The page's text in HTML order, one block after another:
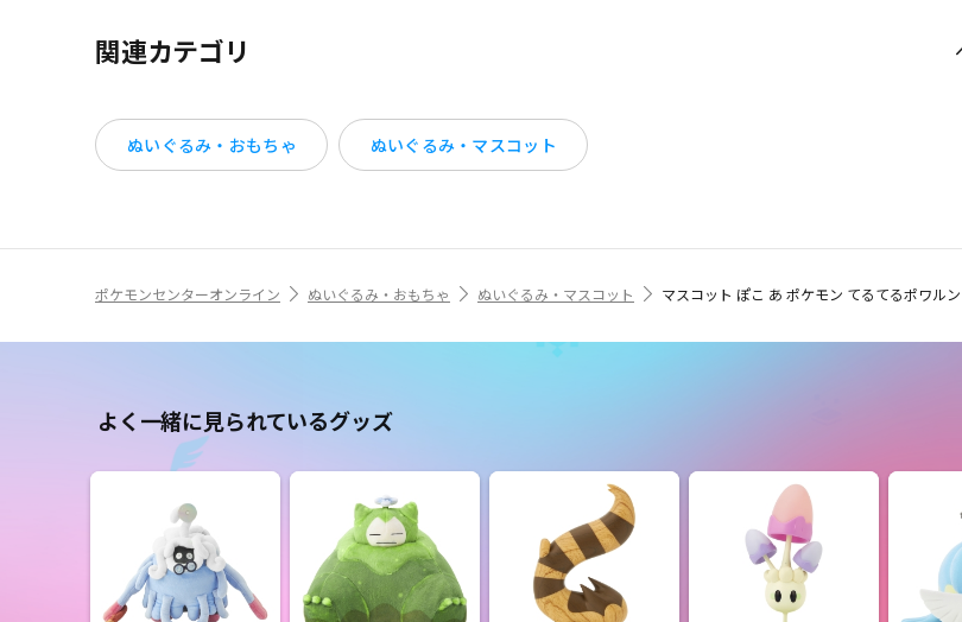
関連カテゴリ
ぬいぐるみ・おもちゃ ぬいぐるみ・マスコット
ポケモンセンターオンライン ぬいぐるみ・おもちゃ ぬいぐるみ・マスコット マスコット ぽこ あ ポケモン てるてるポワルン
よく一緒に見られているグッズ